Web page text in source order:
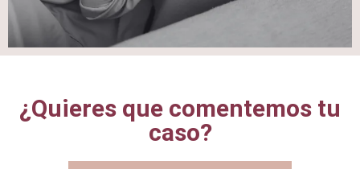
¿Quieres que comentemos tu
caso?